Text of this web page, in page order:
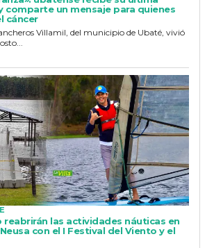
comparte un mensaje para quienes
cáncer
Villamil, del municipio de Ubaté, vivió
reabrirán las actividades náuticas en
con el I Festival del Viento y el